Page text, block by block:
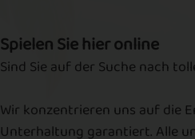
Spielen Sie hier online
Sind Sie auf der Suche nach
Wir konzentrieren uns auf die
Unterhaltung garantiert. Alle